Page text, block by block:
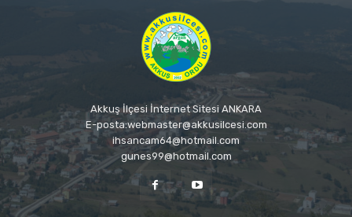
Akkuş İlçesi İnternet Sitesi ANKARA
E-posta:webmaster@akkusilcesi.com
ihsancam64@hotmail.com
gunes99@hotmail.com